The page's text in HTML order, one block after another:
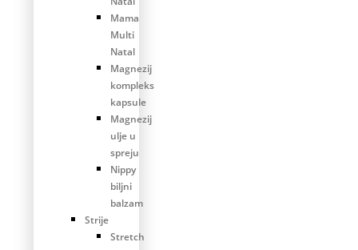
Mama
Multi
Natal
Magnezij
kompleks
kapsule
Magnezij
ulje u
spreju
Nippy
biljni
balzam
Strije
Stretch